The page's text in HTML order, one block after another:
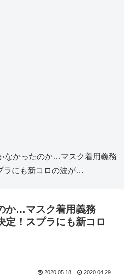
なかったのか…マスク着用義務
ラにも新コロの波が…
か…マスク着用義務
定！スプラにも新コロ
2020.05.18 2020.04.29